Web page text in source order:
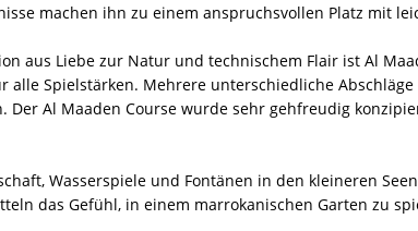
machen ihn zu einem anspruchsvollen Platz mit
aus Liebe zur Natur und technischem Flair ist Al
alle Spielstärken. Mehrere unterschiedliche
Der Al Maaden Course wurde sehr gehfreudig
Wasserspiele und Fontänen in den kleineren
das Gefühl, in einem marrokanischen Garten zu